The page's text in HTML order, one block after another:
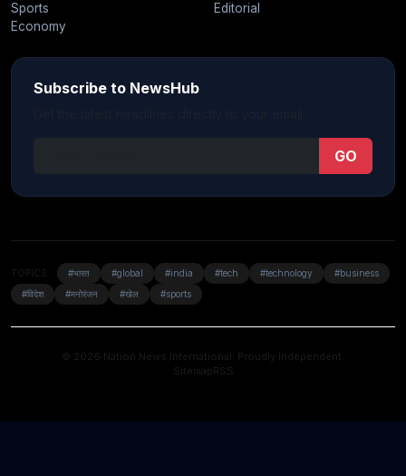
Sports
Economy
Editorial
Subscribe to NewsHub
GO
TOPICS: #भारत #global #india #tech #technology
#business
#विदेश
#मनोरंजन #खेल #sports
© 2026 Nation News International. Proudly Independent.
SitemapRSS